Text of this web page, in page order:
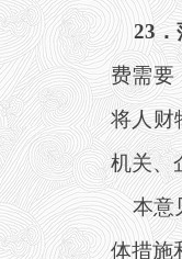
23．
费需要
将人财
机关、
本意见
体措施